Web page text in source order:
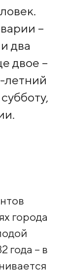
–
два
двое –
летний
города
года – в